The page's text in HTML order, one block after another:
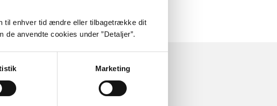
til enhver tid ændre eller tilbagetrække dit
anvendte cookies under ”Detaljer”.
Marketing